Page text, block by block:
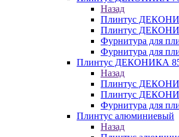
Назад
Плинтус
Плинтус
Фурнитура для
Фурнитура для
Плинтус ДЕКОНИКА
Назад
Плинтус
Плинтус
Фурнитура для
Плинтус алюминиевый
Назад